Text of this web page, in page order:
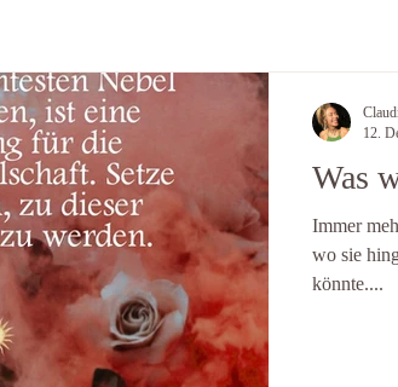
Was
Immer
wo sie
könnte....
12.